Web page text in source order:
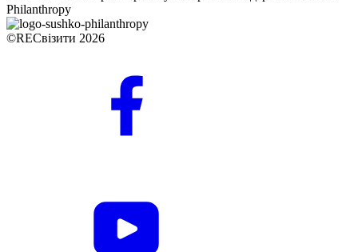
Philanthropy
©RECвізити 2026